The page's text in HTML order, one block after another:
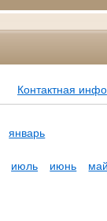
Контактная
январь
июль июнь май